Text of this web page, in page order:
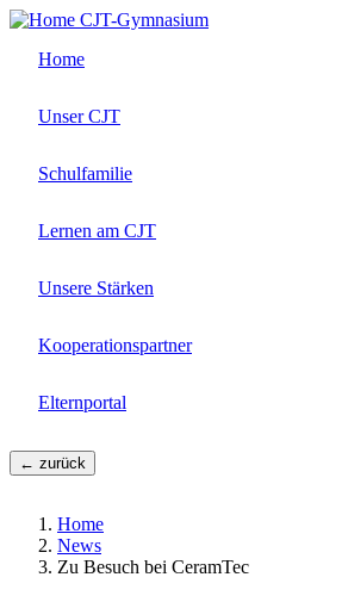
Direkt
Inhalt
CJT-Gymnasium
Home
Unser CJT
Schulfamilie
Lernen am CJT
Unsere Stärken
Kooperationspartner
Elternportal
← zurück
Home
News
Zu Besuch bei CeramTec